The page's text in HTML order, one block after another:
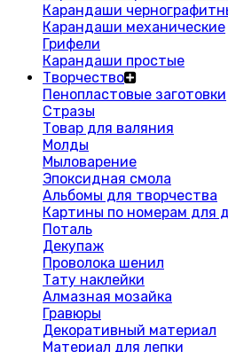
Карандаши
Карандаши механические
Грифели
Карандаши простые
Творчество
Пенопластовые заготовки
Стразы
Товар для валяния
Молды
Мыловарение
Эпоксидная смола
Альбомы для творчества
Картины по номерам для
Поталь
Декупаж
Проволока шенил
Тату наклейки
Алмазная мозайка
Гравюры
Декоративный материал
Материал для лепки